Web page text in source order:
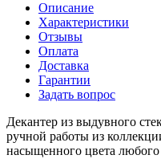
Описание
Характеристики
Отзывы
Оплата
Доставка
Гарантии
Задать вопрос
Декантер из выдувного
ручной работы из
насыщенного цвета любого